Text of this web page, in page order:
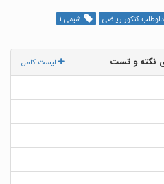
داوطلب کنکور ریاضی شیمی 1
لیست کامل
نکته و تست